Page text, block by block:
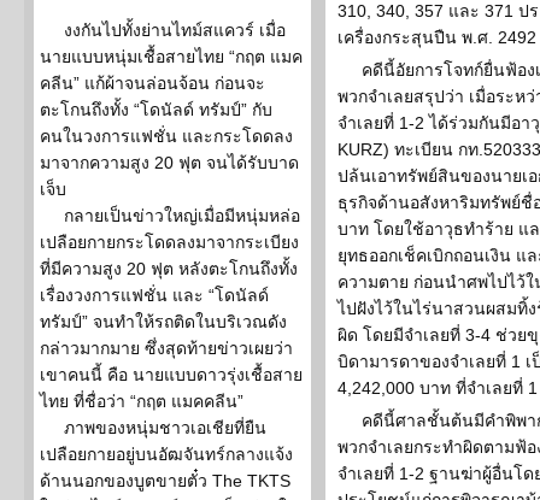
งงกันไปทั้งย่านไทม์สแควร์ เมื่อ
นายแบบหนุ่มเชื้อสายไทย “กฤต แมค
คลีน” แก้ผ้าจนล่อนจ้อน ก่อนจะ
ตะโกนถึงทั้ง “โดนัลด์ ทรัมป์” กับ
คนในวงการแฟชั่น และกระโดดลง
มาจากความสูง 20 ฟุต จนได้รับบาด
เจ็บ
กลายเป็นข่าวใหญ่เมื่อมีหนุ่มหล่อ
เปลือยกายกระโดดลงมาจากระเบียง
ที่มีความสูง 20 ฟุต หลังตะโกนถึงทั้ง
เรื่องวงการแฟชั่น และ “โดนัลด์
ทรัมป์” จนทำให้รถติดในบริเวณดัง
กล่าวมากมาย ซึ่งสุดท้ายข่าวเผยว่า
เขาคนนี้ คือ นายแบบดาวรุ่งเชื้อสาย
ไทย ที่ชื่อว่า “กฤต แมคคลีน”
ภาพของหนุ่มชาวเอเชียที่ยืน
เปลือยกายอยู่บนอัฒจันทร์กลางแจ้ง
ด้านนอกของบูตขายตั๋ว The TKTS
310, 340, 357 และ 371
เครื่องกระสุนปืน พ.ศ. 2492
คดีนี้อัยการโจทก์ยื่นฟ้อง
พวกจำเลยสรุปว่า เมื่อระห
จำเลยที่ 1-2 ได้ร่วมกันมีอ
KURZ) ทะเบียน กท
ปล้นเอาทรัพย์สินของนาย
ธุรกิจด้านอสังหาริมทรัพย์ชื่
บาท โดยใช้อาวุธทำร้าย แ
ยุทธออกเช็คเบิกถอนเงิน แ
ความตาย ก่อนนำศพไปไว้
ไปฝังไว้ในไร่นาสวนผสมทิ้
ผิด โดยมีจำเลยที่ 3-4 ช่วย
บิดามารดาของจำเลยที่ 1
4,242,000 บาท ที่จำเลยที่
คดีนี้ศาลชั้นต้นมีคำพิพา
พวกจำเลยกระทำผิดตามฟ้
จำเลยที่ 1-2 ฐานฆ่าผู้อื่นโด